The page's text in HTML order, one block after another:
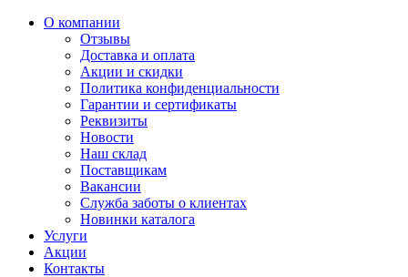
О компании
Отзывы
Доставка и оплата
Акции и скидки
Политика конфиденциальности
Гарантии и сертификаты
Реквизиты
Новости
Наш склад
Поставщикам
Вакансии
Служба заботы о клиентах
Новинки каталога
Услуги
Акции
Контакты